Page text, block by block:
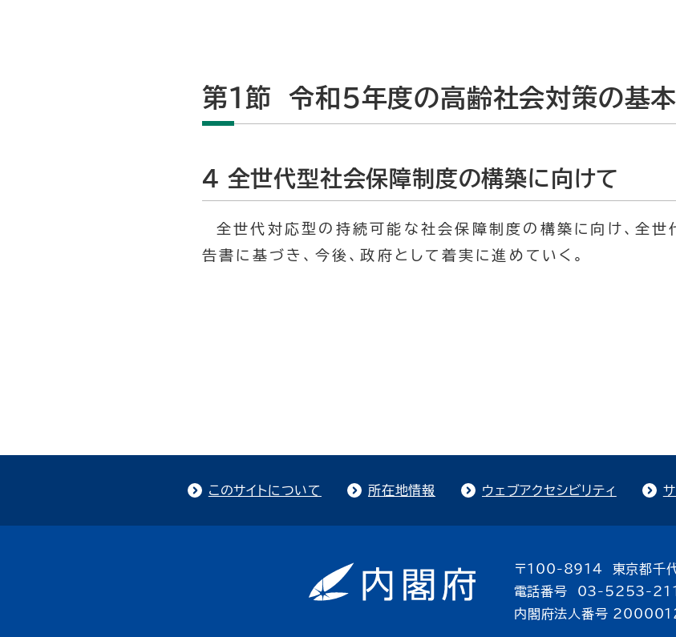
第1節 令和5年度の高齢社会対策の基本
4 全世代型社会保障制度の構築に向けて
全世代対応型の持続可能な社会保障制度の構築に向け、全
告書に基づき、今後、政府として着実に進めていく。
このサイトについて 所在地情報 ウェブアクセシビリティ
〒100-8914 東京都千
電話番号 03-5253-2111
内閣府法人番号